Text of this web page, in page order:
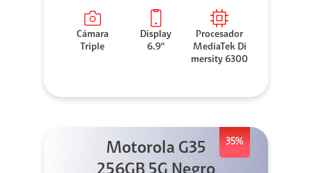
Cámara
Triple
Display
6.9"
Procesador
MediaTek Di
mersity 6300
35%
Motorola G35